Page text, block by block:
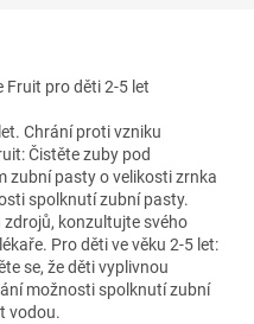
Fruit pro děti 2-5 let
Chrání proti vzniku
Čistěte zuby pod
zubní pasty o velikosti zrnka
spolknutí zubní pasty.
konzultujte svého
Pro děti ve věku 2-5 let:
se, že děti vyplivnou
možnosti spolknutí zubní
vodou.